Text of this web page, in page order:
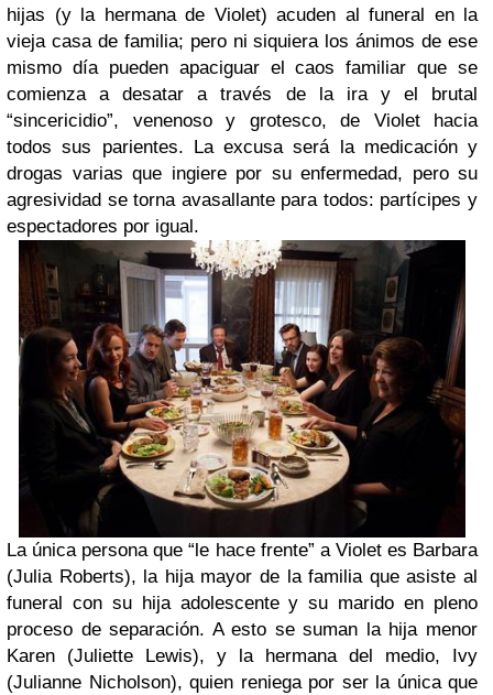
hijas (y la hermana de Violet) acuden al funeral en la
vieja casa de familia; pero ni siquiera los ánimos de ese
mismo día pueden apaciguar el caos familiar que se
comienza a desatar a través de la ira y el brutal
“sincericidio”, venenoso y grotesco, de Violet hacia
todos sus parientes. La excusa será la medicación y
drogas varias que ingiere por su enfermedad, pero su
agresividad se torna avasallante para todos: partícipes y
espectadores por igual.
La única persona que “le hace frente” a Violet es Barbara
(Julia Roberts), la hija mayor de la familia que asiste al
funeral con su hija adolescente y su marido en pleno
proceso de separación. A esto se suman la hija menor
Karen (Juliette Lewis), y la hermana del medio, Ivy
(Julianne Nicholson), quien reniega por ser la única que